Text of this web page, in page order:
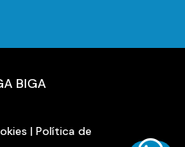
BIGA
| Política de